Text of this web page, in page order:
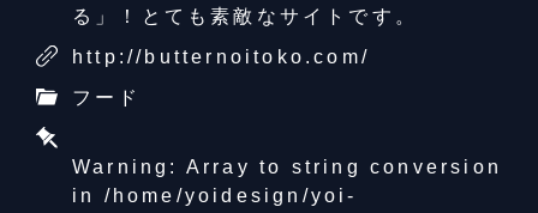
る」！とても素敵なサイトです。
http://butternoitoko.com/
フード
Warning : Array to string conversion
in /home/yoidesign/yoi-